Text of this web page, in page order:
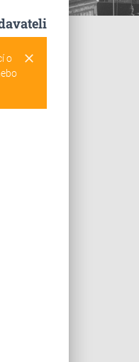
clear
o